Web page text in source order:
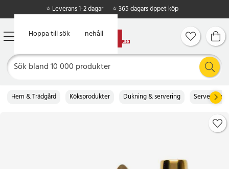
Hoppa till huvudinnehåll
Hoppa till sök
⭐ Leverans 1-2 dagar ⭐ 365 dagars öppet köp
Hem & Trädgård Köksprodukter Dukning & servering